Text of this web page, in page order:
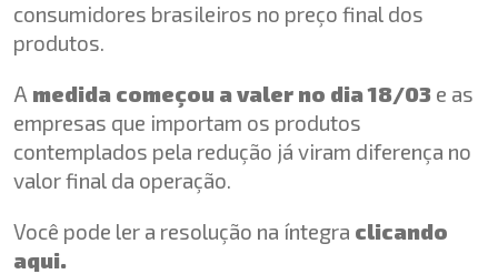
consumidores brasileiros no preço final dos
produtos.
A medida começou a valer no dia 18/03 e as
empresas que importam os produtos
contemplados pela redução já viram diferença no
valor final da operação.
Você pode ler a resolução na íntegra clicando
aqui.